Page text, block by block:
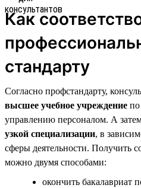
Как
стандарту
Согласно профстандарту,
высшее учебное учреждение
управлению персоналом. А
узкой специализации, в
сферы деятельности. Получить
можно двумя способами:
окончить бакалавриат